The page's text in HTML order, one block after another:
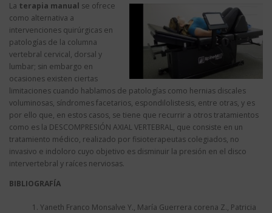
La terapia manual se ofrece
como alternativa a
intervenciones quirúrgicas en
patologías de la columna
vertebral cervical, dorsal y
lumbar; sin embargo en
ocasiones existen ciertas
limitaciones cuando hablamos de patologías como hernias discales
voluminosas, síndromes facetarios, espondilolistesis, entre otras, y es
por ello que, en estos casos, se tiene que recurrir a otros tratamientos
como es la DESCOMPRESIÓN AXIAL VERTEBRAL, que consiste en un
tratamiento médico, realizado por fisioterapeutas colegiados, no
invasivo e indoloro cuyo objetivo es disminuir la presión en el disco
intervertebral y raíces nerviosas.
BIBLIOGRAFÍA
Yaneth Franco Monsalve Y., María Guerrera corena Z., Patricia